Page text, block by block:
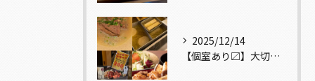
2025/12/14
【個室あり〼】大切な記念日、お祝い事でのご来店ぜひお待ちして...